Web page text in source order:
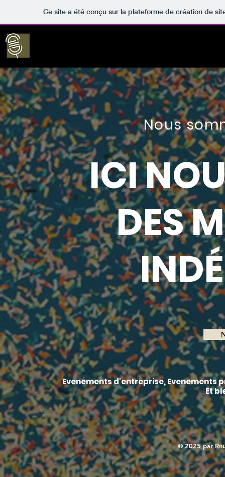
Ce site a été conçu sur la plateforme de création de
Nous
ICI
DES
Evenements d'entreprise, Evenements
Et
© 2025 par